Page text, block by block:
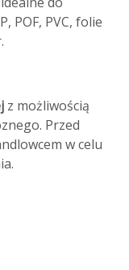
POF, PVC, folie
z możliwością
Przed
w celu